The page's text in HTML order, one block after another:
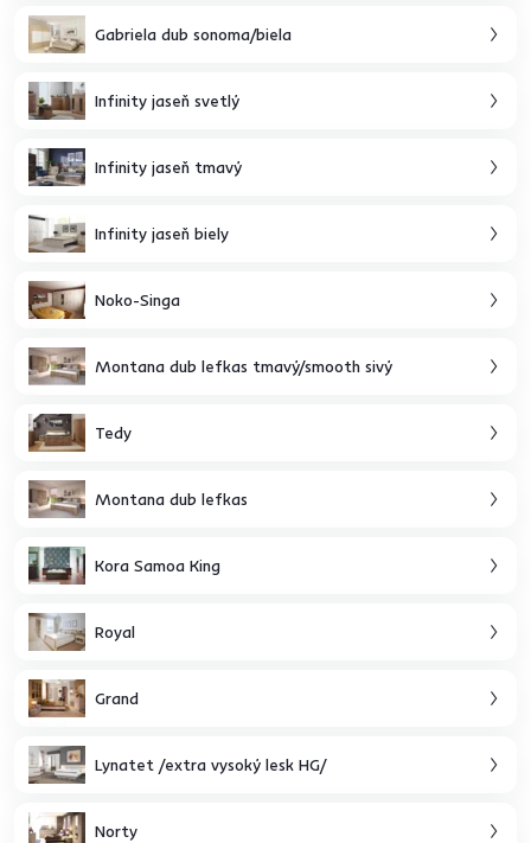
Gabriela dub sonoma/biela
Infinity jaseň svetlý
Infinity jaseň tmavý
Infinity jaseň biely
Noko-Singa
Montana dub lefkas tmavý/smooth sivý
Tedy
Montana dub lefkas
Kora Samoa King
Royal
Grand
Lynatet /extra vysoký lesk HG/
Norty